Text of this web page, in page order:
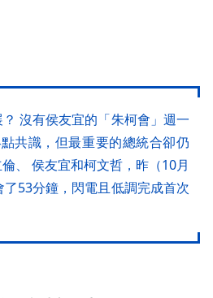
沒有侯友宜的「朱柯會」週一
共識，但最重要的總統合卻仍
、 侯友宜和柯文哲，昨（10月
53分鐘，閃電且低調完成首次